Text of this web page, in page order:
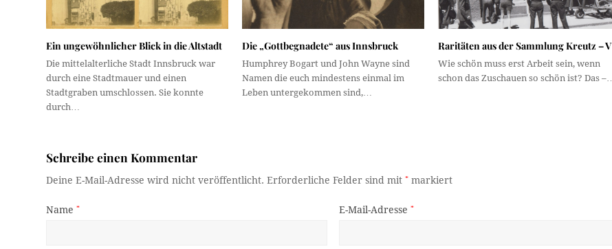
Ein ungewöhnlicher Blick in die Altstadt
Die mittelalterliche Stadt Innsbruck war
durch eine Stadtmauer und einen
Stadtgraben umschlossen. Sie konnte
durch…
Die „Gottbegnadete“ aus Innsbruck
Humphrey Bogart und John Wayne sind
Namen die euch mindestens einmal im
Leben untergekommen sind,…
Raritäten aus der Sammlung Kreutz – V
Wie schön muss erst Arbeit sein, wenn
schon das Zuschauen so schön ist? Das –…
Schreibe einen Kommentar
Deine E-Mail-Adresse wird nicht veröffentlicht. Erforderliche Felder sind mit* markiert
Name* E-Mail-Adresse *